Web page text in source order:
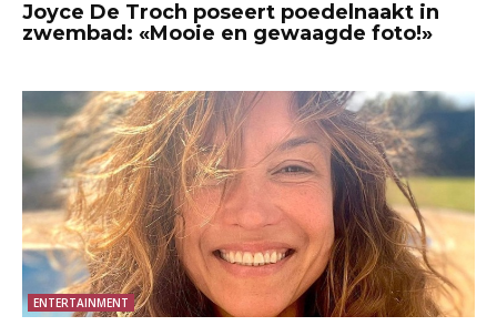
Joyce De Troch poseert poedelnaakt in
zwembad: «Mooie en gewaagde foto!»
ENTERTAINMENT